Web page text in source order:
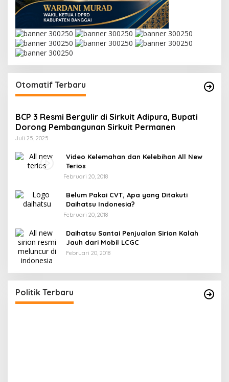
Otomatif Terbaru
BCP 3 Resmi Bergulir di Sirkuit Adipura, Bupati
Dorong Pembangunan Sirkuit Permanen
Juli 25, 2025
Video Kelemahan dan Kelebihan All New
Terios
Februari 20, 2018
Belum Pakai CVT, Apa yang Ditakuti
Daihatsu Indonesia?
Februari 20, 2018
Daihatsu Santai Penjualan Sirion Kalah
Jauh dari Mobil LCGC
Februari 20, 2018
Politik Terbaru
Sebut Proses Tidak Sah Secara Prosedural
Di Banggai, Politik